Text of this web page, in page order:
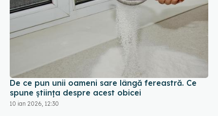
De ce pun unii oameni sare lângă fereastră. Ce
spune știința despre acest obicei
10 ian 2026, 12:30